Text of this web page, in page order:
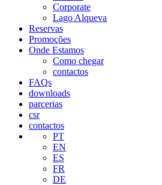
Corporate
Lago Alqueva
Reservas
Promoções
Onde Estamos
Como chegar
contactos
FAQs
downloads
parcerias
csr
contactos
PT
EN
ES
FR
DE